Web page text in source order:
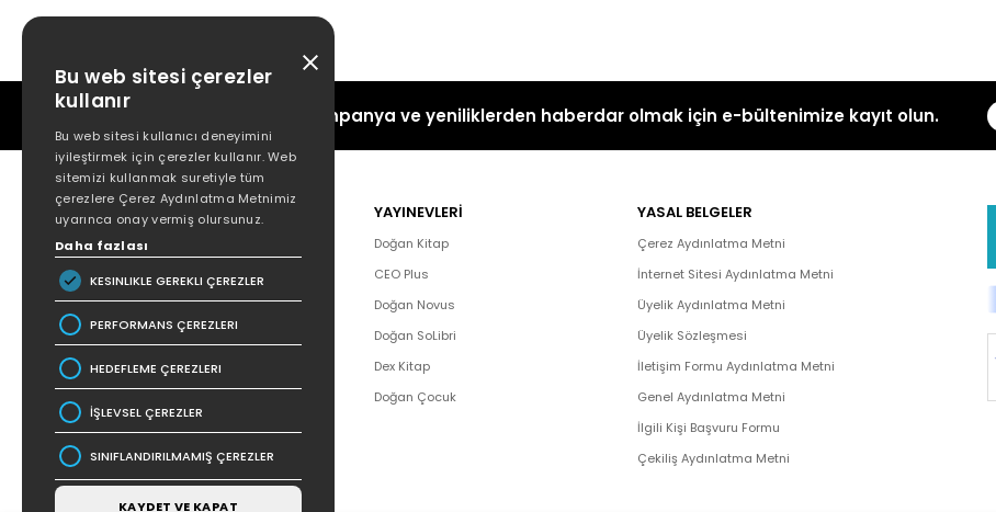
Kampanya ve yeniliklerden haberdar olmak için e-bültenimize kayıt olun.
POPÜLER
Hakkımızda
Yazar Listesi
İletişim
Bizden Haberler
YAYINEVLERİ
Doğan Kitap
CEO Plus
Doğan Novus
Doğan SoLibri
Dex Kitap
Doğan Çocuk
YASAL BELGELER
Çerez Aydınlatma Metni
İnternet Sitesi Aydınlatma Metni
Üyelik Aydınlatma Metni
Üyelik Sözleşmesi
İletişim Formu Aydınlatma Metni
Genel Aydınlatma Metni
İlgili Kişi Başvuru Formu
Çekiliş Aydınlatma Metni
Bu web sitesi çerezler
kullanır
Bu web sitesi kullanıcı deneyimini
iyileştirmek için çerezler kullanır. Web
sitemizi kullanmak suretiyle tüm
çerezlere Çerez Aydınlatma Metnimiz
uyarınca onay vermiş olursunuz.
Daha fazlası
KESINLIKLE GEREKLI ÇEREZLER
PERFORMANS ÇEREZLERI
HEDEFLEME ÇEREZLERI
İŞLEVSEL ÇEREZLER
SINIFLANDIRILMAMIŞ ÇEREZLER
KAYDET VE KAPAT